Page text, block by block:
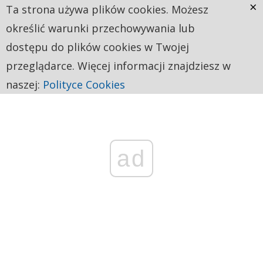
ad
Ta strona używa plików cookies. Możesz
określić warunki przechowywania lub
dostępu do plików cookies w Twojej
przeglądarce. Więcej informacji znajdziesz w
naszej: Polityce Cookies
×